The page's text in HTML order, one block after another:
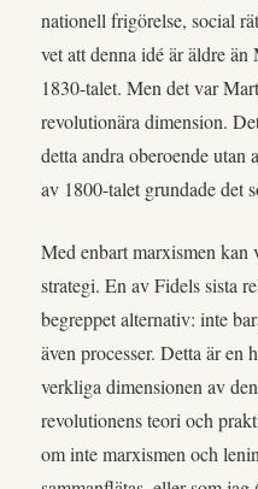
nationell frigörelse, social
vet att denna idé är äldre
1830-talet. Men det var
revolutionära dimension.
detta andra oberoende utan
av 1800-talet grundade det
Med enbart marxismen kan
strategi. En av Fidels sista
begreppet alternativ: inte
även processer. Detta är en
verkliga dimensionen av
revolutionens teori och
om inte marxismen och